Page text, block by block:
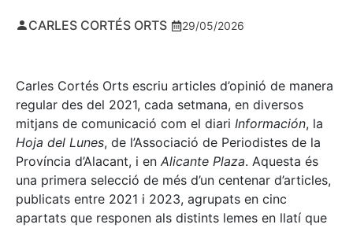
CARLES CORTÉS ORTS 29/05/2026
Carles Cortés Orts escriu articles d’opinió de manera
regular des del 2021, cada setmana, en diversos
mitjans de comunicació com el diari Información, la
Hoja del Lunes, de l’Associació de Periodistes de la
Província d’Alacant, i en Alicante Plaza. Aquesta és
una primera selecció de més d’un centenar d’articles,
publicats entre 2021 i 2023, agrupats en cinc
apartats que responen als distints lemes en llatí que